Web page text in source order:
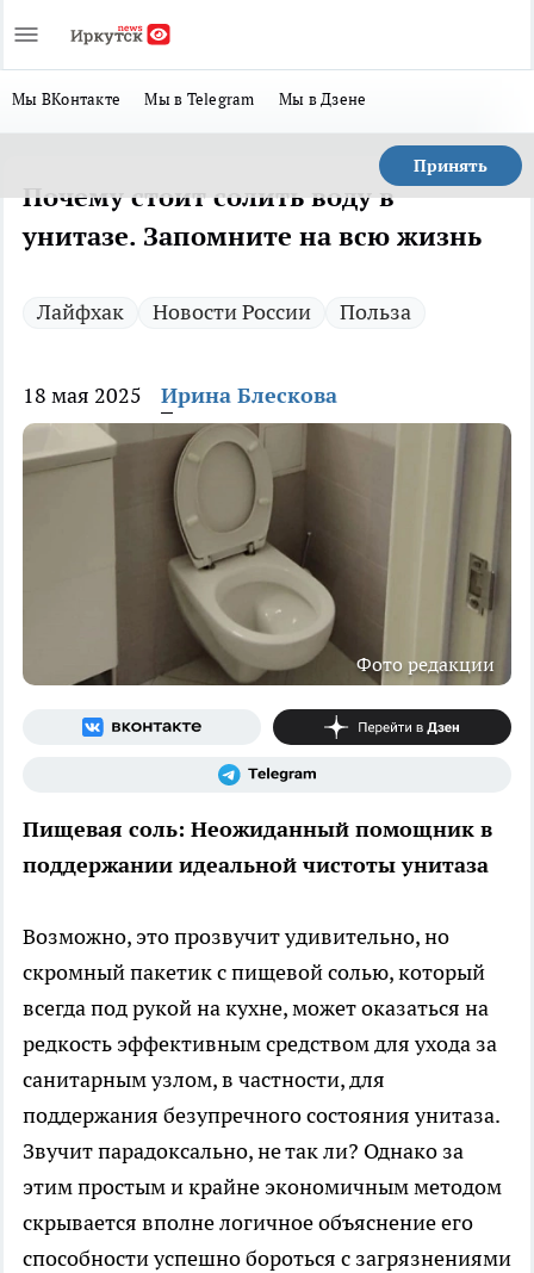
Мы ВКонтакте Мы в Telegram Мы в Дзене
Принять
Почему стоит солить воду в
унитазе. Запомните на всю жизнь
Лайфхак Новости России Польза
18 мая 2025 Ирина Блескова
Фото редакции
Пищевая соль: Неожиданный помощник в
поддержании идеальной чистоты унитаза
Возможно, это прозвучит удивительно, но
скромный пакетик с пищевой солью, который
всегда под рукой на кухне, может оказаться на
редкость эффективным средством для ухода за
санитарным узлом, в частности, для
поддержания безупречного состояния унитаза.
Звучит парадоксально, не так ли? Однако за
этим простым и крайне экономичным методом
скрывается вполне логичное объяснение его
способности успешно бороться с загрязнениями